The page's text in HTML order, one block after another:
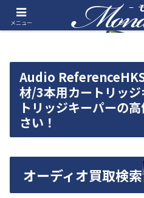
Audio
材/3本用カートリッ
トリッジキーパーの
さい！
オーディオ買取検索
メニュー